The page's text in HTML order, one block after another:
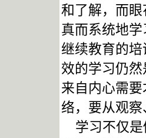
和了解，而
真而系统地
继续教育的
效的学习仍
来自内心需
络，要从观
学习不仅是